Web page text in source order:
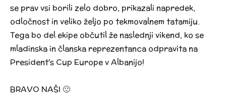
se prav vsi borili zelo dobro, prikazali napredek,
odločnost in veliko željo po tekmovalnem tatamiju.
Tega bo del ekipe občutil že naslednji vikend, ko se
mladinska in članska reprezentanca odpravita na
President's Cup Europe v Albanijo!
BRAVO NAŠI 🙂